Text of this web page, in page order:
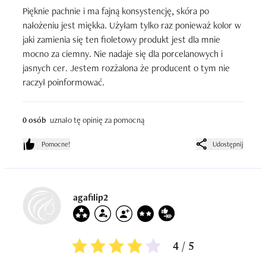
Pięknie pachnie i ma fajną konsystencję, skóra po
nałożeniu jest miękka. Użyłam tylko raz ponieważ kolor w
jaki zamienia się ten fioletowy produkt jest dla mnie
mocno za ciemny. Nie nadaje się dla porcelanowych i
jasnych cer. Jestem rozżalona że producent o tym nie
raczył poinformować.
0 osób uznało tę opinię za pomocną
Pomocne! Udostępnij
agafilip2
4 / 5